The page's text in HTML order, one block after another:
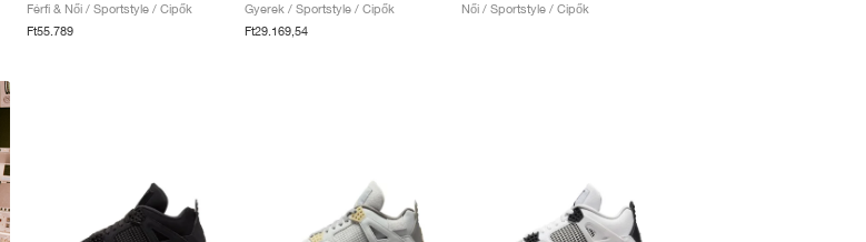
Férfi & Női / Sportstyle / Cipők
Ft55.789
Gyerek / Sportstyle / Cipők
Ft29.169,54
Női / Sportstyle / Cipők